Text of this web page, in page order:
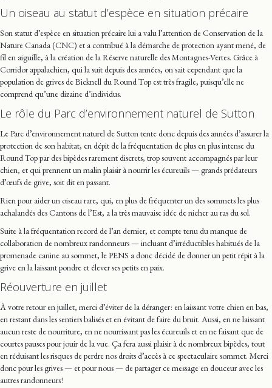
Un oiseau au statut d’espèce en situation précaire
Son statut d’espèce en situation précaire lui a valu l’attention de Conservation de la
Nature Canada (CNC) et a contribué à la démarche de protection ayant mené, de
fil en aiguille, à la création de la Réserve naturelle des Montagnes-Vertes. Grâce à
Corridor appalachien, qui la suit depuis des années, on sait cependant que la
population de grives de Bicknell du Round Top est très fragile, puisqu’elle ne
comprend qu’une dizaine d’individus.
Le rôle du Parc d’environnement naturel de Sutton
Le Parc d’environnement naturel de Sutton tente donc depuis des années d’assurer la
protection de son habitat, en dépit de la fréquentation de plus en plus intense du
Round Top par des bipèdes rarement discrets, trop souvent accompagnés par leur
chien, et qui prennent un malin plaisir à nourrir les écureuils — grands prédateurs
d’œufs de grive, soit dit en passant.
Rien pour aider un oiseau rare, qui, en plus de fréquenter un des sommets les plus
achalandés des Cantons de l’Est, a la très mauvaise idée de nicher au ras du sol.
Suite à la fréquentation record de l’an dernier, et compte tenu du manque de
collaboration de nombreux randonneurs — incluant d’irréductibles habitués de la
promenade canine au sommet, le PENS a donc décidé de donner un petit répit à la
grive en la laissant pondre et élever ses petits en paix.
Réouverture en juillet
À votre retour en juillet, merci d’éviter de la déranger : en laissant votre chien en bas,
en restant dans les sentiers balisés et en évitant de faire du bruit. Aussi, en ne laissant
aucun reste de nourriture, en ne nourrissant pas les écureuils et en ne faisant que de
courtes pauses pour jouir de la vue. Ça fera aussi plaisir à de nombreux bipèdes, tout
en réduisant les risques de perdre nos droits d’accès à ce spectaculaire sommet. Merci
donc pour les grives — et pour nous — de partager ce message en douceur avec les
autres randonneurs !